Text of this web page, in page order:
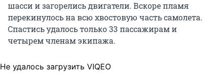
шасси и загорелись двигатели. Вскоре пламя
перекинулось на всю хвостовую часть самолета.
Спастись удалось только 33 пассажирам и
четырем членам экипажа.
Не удалось загрузить VIQEO